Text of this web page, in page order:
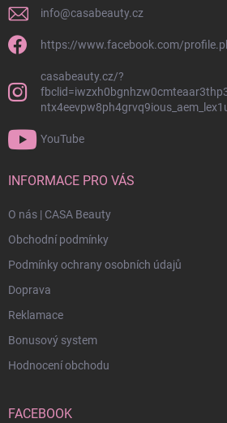
info@casabeauty.cz
https://www.facebook.com/
casabeauty.cz/?
YouTube
INFORMACE PRO VÁS
O nás | CASA Beauty
Obchodní podmínky
Podmínky ochrany osobních údajů
Doprava
Reklamace
Bonusový system
Hodnocení obchodu
FACEBOOK